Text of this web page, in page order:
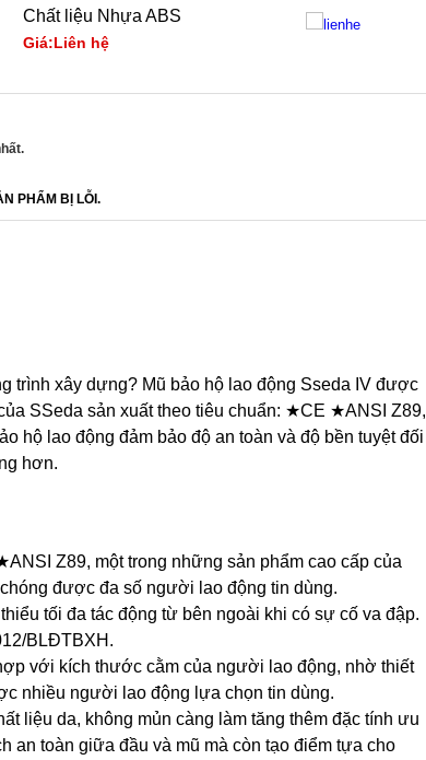
Chất liệu Nhựa ABS
Giá:Liên hệ
PHẨM BỊ LỖI.
trình xây dựng? Mũ bảo hộ lao động Sseda IV được
SSeda sản xuất theo tiêu chuẩn: ★CE ★ANSI Z89,
hộ lao động đảm bảo độ an toàn và độ bền tuyệt đối
hơn.
Z89, một trong những sản phẩm cao cấp của
được đa số người lao động tin dùng.
tối đa tác động từ bên ngoài khi có sự cố va đập.
BLĐTBXH.
với kích thước cằm của người lao động, nhờ thiết
nhiều người lao động lựa chọn tin dùng.
liệu da, không mủn càng làm tăng thêm đặc tính ưu
an toàn giữa đầu và mũ mà còn tạo điểm tựa cho